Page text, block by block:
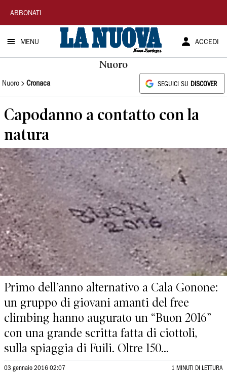
La
Nuova
Sardegna
ABBONATI
MENU ACCEDI
Nuoro
Nuoro Cronaca SEGUICI SU DISCOVER
Capodanno a contatto con la
natura
Primo dell’anno alternativo a Cala Gonone:
un gruppo di giovani amanti del free
climbing hanno augurato un “Buon 2016”
con una grande scritta fatta di ciottoli,
sulla spiaggia di Fuili. Oltre 150...
03 gennaio 2016 02:07 1 MINUTI DI LETTURA